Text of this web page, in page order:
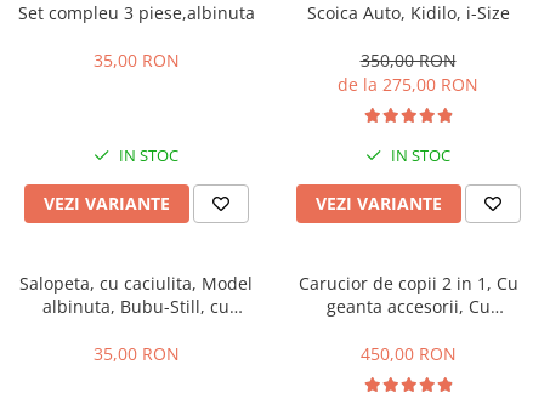
Set compleu 3 piese,albinuta
35,00 RON
IN STOC
VEZI VARIANTE
Scoica Auto, Kidilo, i-Size
350,00 RON
de la 275,00 RON
IN STOC
VEZI VARIANTE
Salopeta, cu caciulita, Model
albinuta, Bubu-Still, cu
35,00 RON
Carucior de copii 2 in 1, Cu
geanta accesorii, Cu
Pliabil ergonomic, Belecoo,
roz
450,00 RON